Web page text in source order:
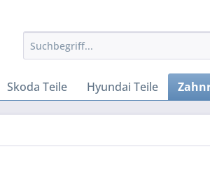
Skoda Teile Hyundai Teile